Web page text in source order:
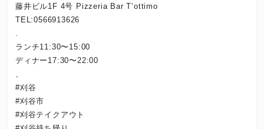
藤井ビル1F 4号 Pizzeria Bar T’ottimo
TEL:0566913626
ランチ11:30〜15:00
ディナー17:30〜22:00
#刈谷
#刈谷市
#刈谷テイクアウト